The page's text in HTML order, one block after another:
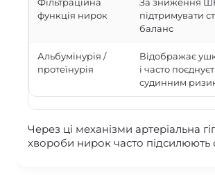
функція нирок
підтримувати
баланс
Альбумінурія /
протеїнурія
Відображає
і часто
судинним
Через ці механізми артеріальна
хвороби нирок часто підсилюють